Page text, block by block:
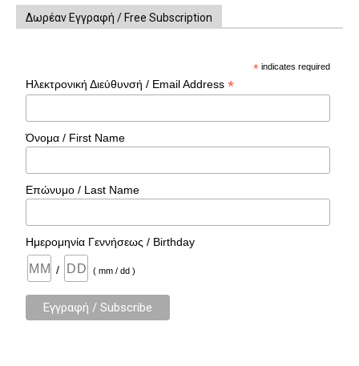
Δωρέαν Εγγραφή / Free Subscription
* indicates required
Ηλεκτρονική Διεύθυνσή / Email Address*
Όνομα / First Name
Επώνυμο / Last Name
Ημερομηνία Γεννήσεως / Birthday
/ ( mm / dd )